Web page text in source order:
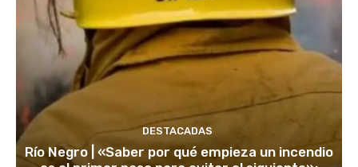
DESTACADAS
Río Negro | «Saber por qué empieza un incendio